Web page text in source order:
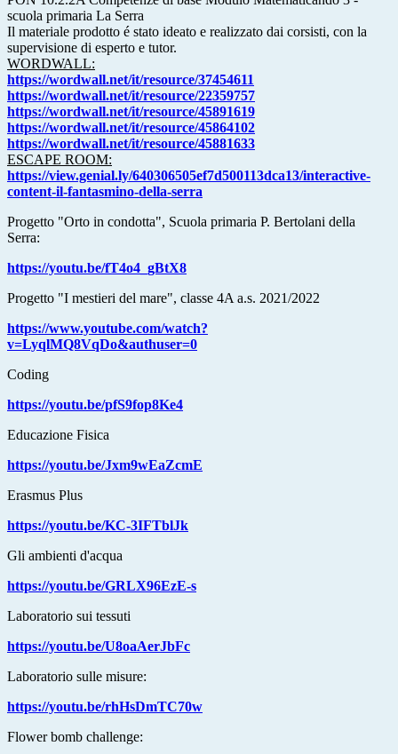
scuola primaria La Serra
Il materiale prodotto é stato ideato e realizzato dai corsisti, con la
supervisione di esperto e tutor.
WORDWALL:
https://wordwall.net/it/resource/37454611
https://wordwall.net/it/resource/22359757
https://wordwall.net/it/resource/45891619
https://wordwall.net/it/resource/45864102
https://wordwall.net/it/resource/45881633
ESCAPE ROOM:
https://view.genial.ly/640306505ef7d500113dca13/interactive-
content-il-fantasmino-della-serra
Progetto "Orto in condotta", Scuola primaria P. Bertolani della
Serra:
https://youtu.be/fT4o4_gBtX8
Progetto "I mestieri del mare", classe 4A a.s. 2021/2022
https://www.youtube.com/watch?
v=LyqlMQ8VqDo&authuser=0
Coding
https://youtu.be/pfS9fop8Ke4
Educazione Fisica
https://youtu.be/Jxm9wEaZcmE
Erasmus Plus
https://youtu.be/KC-3IFTblJk
Gli ambienti d'acqua
https://youtu.be/GRLX96EzE-s
Laboratorio sui tessuti
https://youtu.be/U8oaAerJbFc
Laboratorio sulle misure:
https://youtu.be/rhHsDmTC70w
Flower bomb challenge: